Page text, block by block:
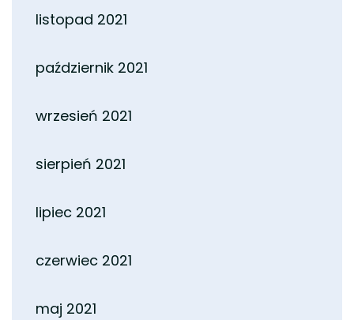
listopad 2021
październik 2021
wrzesień 2021
sierpień 2021
lipiec 2021
czerwiec 2021
maj 2021